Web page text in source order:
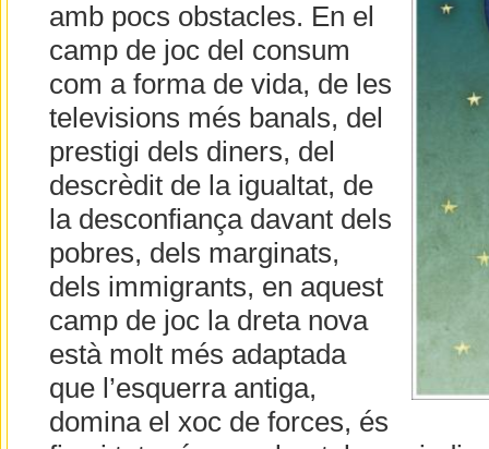
amb pocs obstacles. En el
camp de joc del consum
com a forma de vida, de les
televisions més banals, del
prestigi dels diners, del
descrèdit de la igualtat, de
la desconfiança davant dels
pobres, dels marginats,
dels immigrants, en aquest
camp de joc la dreta nova
està molt més adaptada
que l’esquerra antiga,
domina el xoc de forces, és